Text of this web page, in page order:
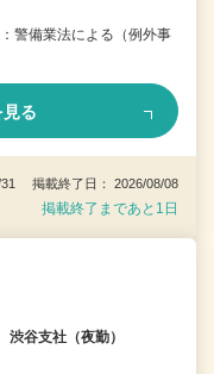
警備業法による（例外事
る
31 掲載終了日： 2026/08/08
掲載終了まであと1日
谷支社（夜勤）